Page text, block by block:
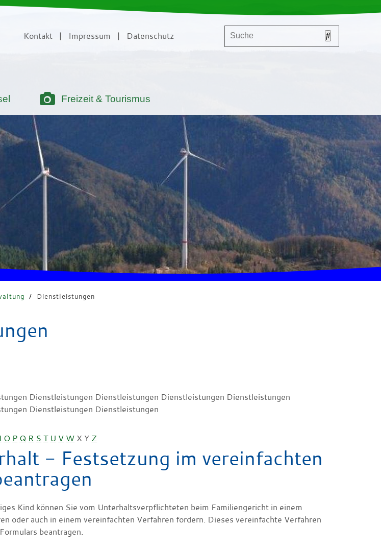
Kontakt | Impressum | Datenschutz
Freizeit & Tourismus
/ Dienstleistungen
Dienstleistungen Dienstleistungen Dienstleistungen Dienstleistungen
Dienstleistungen Dienstleistungen
O P Q R S T U V W X Y Z
- Festsetzung im vereinfachten
Kind können Sie vom Unterhaltsverpflichteten beim Familiengericht in einem
oder auch in einem vereinfachten Verfahren fordern. Dieses vereinfachte Verfahren
beantragen.